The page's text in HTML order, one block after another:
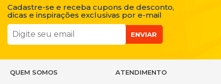
Cadastre-se e receba cupons de desconto,
dicas e inspirações exclusivas por e-mail
ENVIAR
QUEM SOMOS ATENDIMENTO